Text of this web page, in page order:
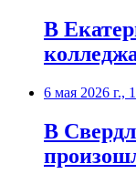
В
6 мая 2026 г.,
В